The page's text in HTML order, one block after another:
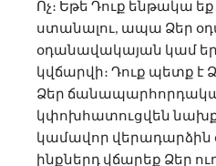
Ոչ։ Եթե Դուք ենթակա
ստանալու, ապա Ձեր
օդանավակայան կամ
կվճարվի։ Դուք պետք
Ձեր
կփոխհատուցվեն
կամավոր վերադարձին
ինքներդ վճարեք Ձեր